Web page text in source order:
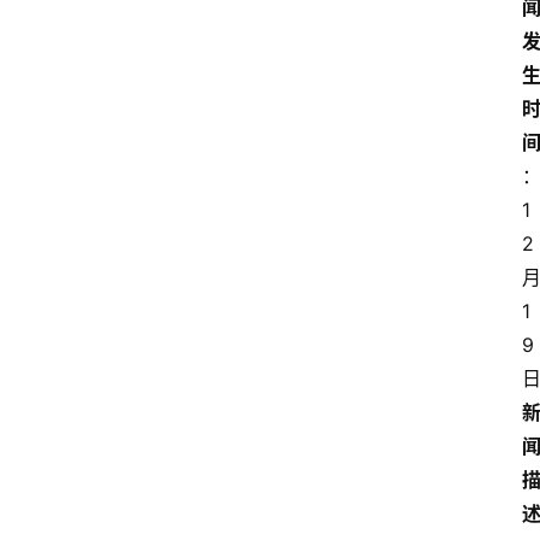
闻
发
生
时
间
：
1
2
月
1
9
日
新
闻
描
述